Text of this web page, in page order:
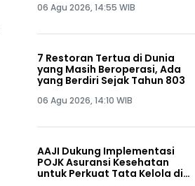
06 Agu 2026, 14:55 WIB
7 Restoran Tertua di Dunia
yang Masih Beroperasi, Ada
yang Berdiri Sejak Tahun 803
06 Agu 2026, 14:10 WIB
AAJI Dukung Implementasi
POJK Asuransi Kesehatan
untuk Perkuat Tata Kelola di